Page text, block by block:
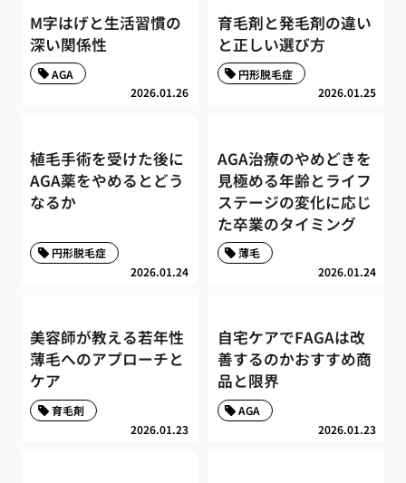
M字はげと生活習慣の
深い関係性
2026.01.26
AGA
育毛剤と発毛剤の違い
と正しい選び方
2026.01.25
円形脱毛症
植毛手術を受けた後に
AGA薬をやめるとどう
なるか
2026.01.24
円形脱毛症
AGA治療のやめどきを
見極める年齢とライフ
ステージの変化に応じ
た卒業のタイミング
2026.01.24
薄毛
美容師が教える若年性
薄毛へのアプローチと
ケア
2026.01.23
育毛剤
自宅ケアでFAGAは改
善するのかおすすめ商
品と限界
2026.01.23
AGA